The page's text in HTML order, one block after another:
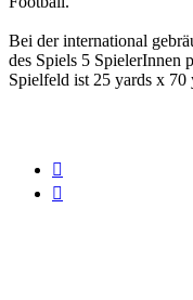
Bei der international
des Spiels 5 SpielerInnen
Spielfeld ist 25 yards x 70

